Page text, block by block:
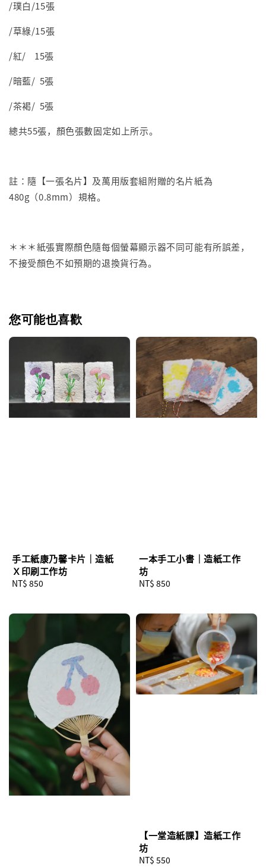
/璞白/15張
/草綠/15張
/紅/ 15張
/暗藍/ 5張
/茶褐/ 5張
總共55張，顏色張數固定如上所示。
註：隨【一張名片】及萬用版套組附贈的名片紙為
480g（0.8mm）規格。
＊＊＊紙張實際顏色隨每個螢幕顯示器不同可能有所誤差，
不接受顏色不如預期的退換貨行為。
您可能也喜歡
手工紙康乃馨卡片｜造紙
Ｘ印刷工作坊
Regular
NT$ 850
一本手工小書｜造紙工作
坊
Regular
NT$ 850
【一堂造紙課】造紙工作
坊
Regular
NT$ 550